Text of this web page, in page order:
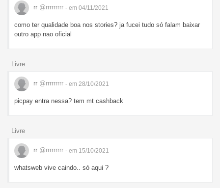
rr @rrrrrrrrr - em 04/11/2021
como ter qualidade boa nos stories? ja fucei tudo só falam baixar
outro app nao oficial
Livre
rr @rrrrrrrrr - em 28/10/2021
picpay entra nessa? tem mt cashback
Livre
rr @rrrrrrrrr - em 15/10/2021
whatsweb vive caindo.. só aqui ?